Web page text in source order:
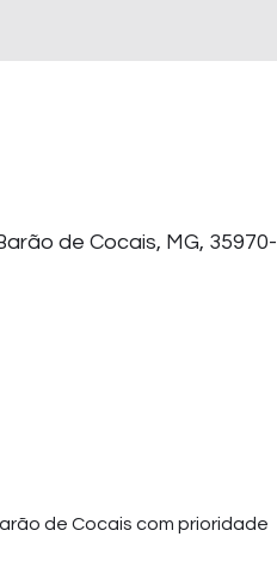
de Cocais, MG, 35970-
de Cocais com prioridade